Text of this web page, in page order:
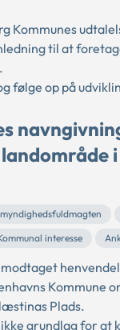
Kommunes
til at
følge op på
interesse
Kommune
Plads.
grundlag for at